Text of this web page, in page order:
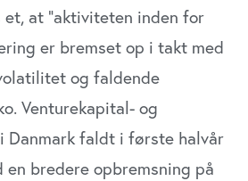
at ”aktiviteten inden for
er bremset op i takt med
og faldende
Venturekapital- og
Danmark faldt i første halvår
bredere opbremsning på